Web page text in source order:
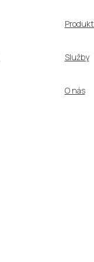
Služby
O nás